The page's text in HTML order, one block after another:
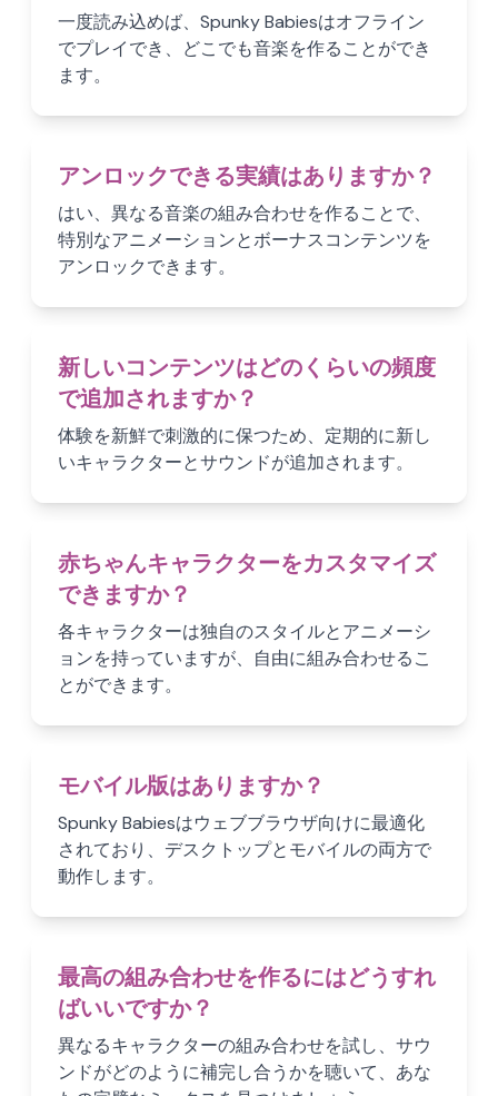
一度読み込めば、Spunky Babiesはオフライン
でプレイでき、どこでも音楽を作ることができ
ます。
アンロックできる実績はありますか？
はい、異なる音楽の組み合わせを作ることで、
特別なアニメーションとボーナスコンテンツを
アンロックできます。
新しいコンテンツはどのくらいの頻度
で追加されますか？
体験を新鮮で刺激的に保つため、定期的に新し
いキャラクターとサウンドが追加されます。
赤ちゃんキャラクターをカスタマイズ
できますか？
各キャラクターは独自のスタイルとアニメーシ
ョンを持っていますが、自由に組み合わせるこ
とができます。
モバイル版はありますか？
Spunky Babiesはウェブブラウザ向けに最適化
されており、デスクトップとモバイルの両方で
動作します。
最高の組み合わせを作るにはどうすれ
ばいいですか？
異なるキャラクターの組み合わせを試し、サウ
ンドがどのように補完し合うかを聴いて、あな